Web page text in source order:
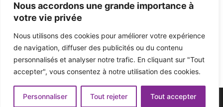
Nous accordons une grande importance à
votre vie privée
Nous utilisons des cookies pour améliorer votre expérience
de navigation, diffuser des publicités ou du contenu
personnalisés et analyser notre trafic. En cliquant sur "Tout
accepter", vous consentez à notre utilisation des cookies.
Personnaliser Tout rejeter Tout accepter
Afroman poursuit un policier de l'Ohio après la
victoire du jury en diffamation
© 2026 - Pop'n Music -